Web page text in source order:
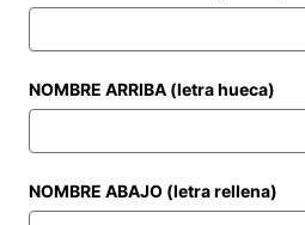
NOMBRE ARRIBA (letra hueca)
NOMBRE ABAJO (letra rellena)